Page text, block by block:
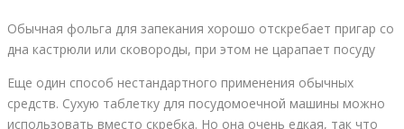
Обычная фольга для запекания хорошо отскребает пригар со
дна кастрюли или сковороды, при этом не царапает посуду
Еще один способ нестандартного применения обычных
средств. Сухую таблетку для посудомоечной машины можно
использовать вместо скребка. Но она очень едкая, так что